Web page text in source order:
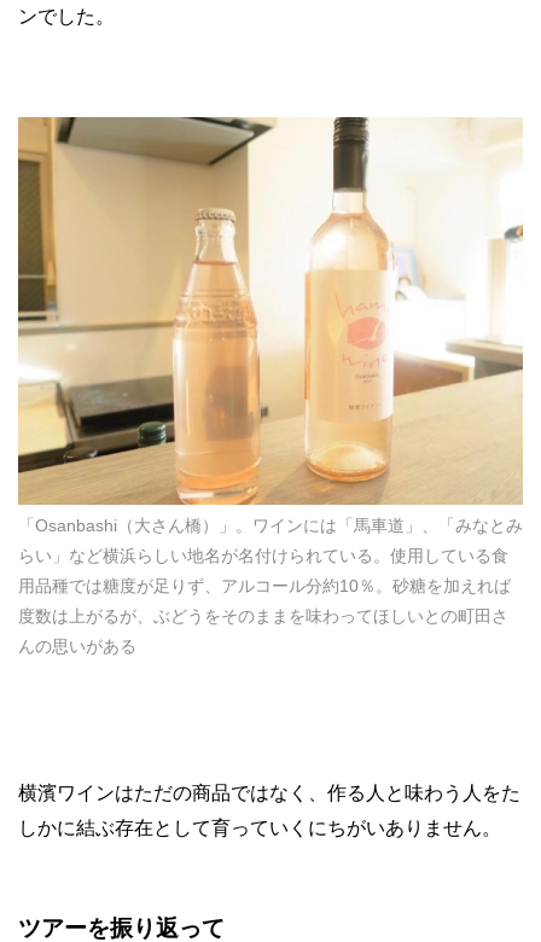
ンでした。
「Osanbashi（大さん橋）」。ワインには「馬車道」、「みなとみ
らい」など横浜らしい地名が名付けられている。使用している食
用品種では糖度が足りず、アルコール分約10％。砂糖を加えれば
度数は上がるが、ぶどうをそのままを味わってほしいとの町田さ
んの思いがある
横濱ワインはただの商品ではなく、作る人と味わう人をた
しかに結ぶ存在として育っていくにちがいありません。
ツアーを振り返って